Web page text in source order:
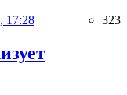
17:28 323